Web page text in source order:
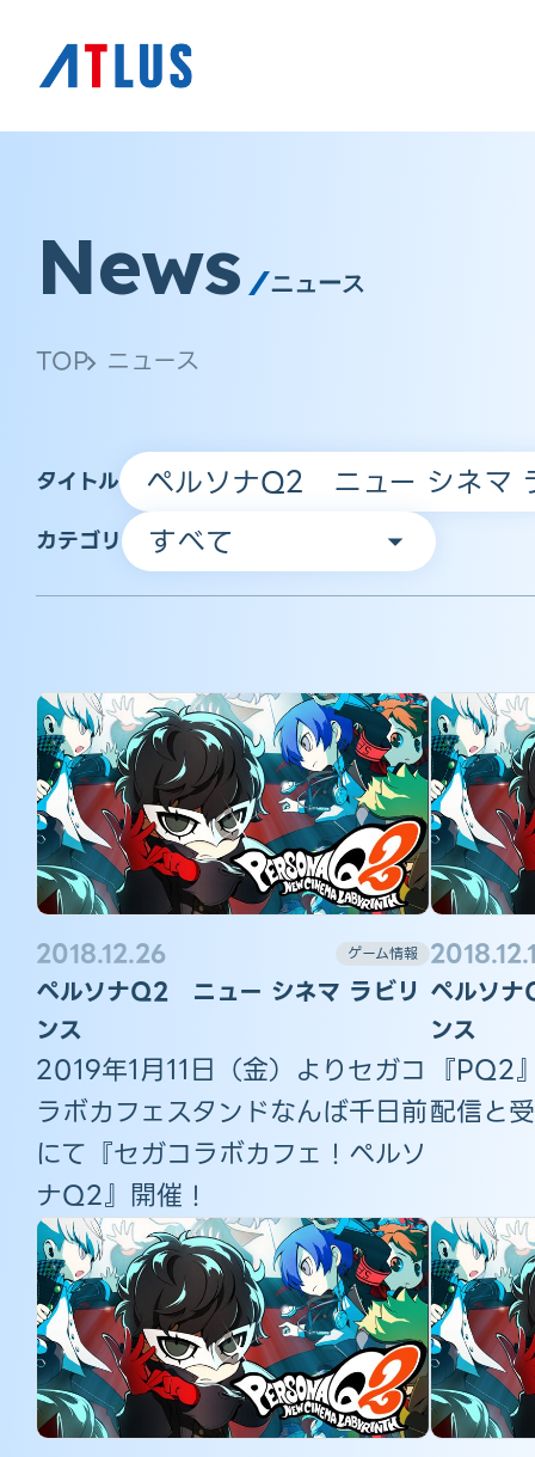
News ニュース
TOP ニュース
タイトル
カテゴリ
2018.12.26 ゲーム情報
ペルソナQ2 ニュー シネマ ラビリ
ンス
2019年1月11日（金）よりセガコ
ラボカフェスタンドなんば千日前
にて『セガコラボカフェ！ペルソ
ナQ2』開催！
ペルソ
ンス
『PQ2
配信と